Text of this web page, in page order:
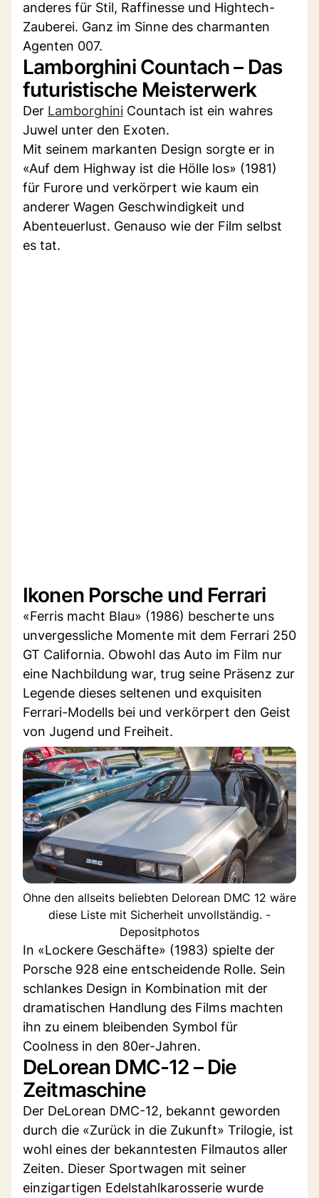
anderes für Stil, Raffinesse und Hightech-
Zauberei. Ganz im Sinne des charmanten
Agenten 007.
Lamborghini Countach – Das
futuristische Meisterwerk
Der Lamborghini Countach ist ein wahres
Juwel unter den Exoten.
Mit seinem markanten Design sorgte er in
«Auf dem Highway ist die Hölle los» (1981)
für Furore und verkörpert wie kaum ein
anderer Wagen Geschwindigkeit und
Abenteuerlust. Genauso wie der Film selbst
es tat.
Ikonen Porsche und Ferrari
«Ferris macht Blau» (1986) bescherte uns
unvergessliche Momente mit dem Ferrari 250
GT California. Obwohl das Auto im Film nur
eine Nachbildung war, trug seine Präsenz zur
Legende dieses seltenen und exquisiten
Ferrari-Modells bei und verkörpert den Geist
von Jugend und Freiheit.
Ohne den allseits beliebten Delorean DMC 12 wäre
diese Liste mit Sicherheit unvollständig. -
Depositphotos
In «Lockere Geschäfte» (1983) spielte der
Porsche 928 eine entscheidende Rolle. Sein
schlankes Design in Kombination mit der
dramatischen Handlung des Films machten
ihn zu einem bleibenden Symbol für
Coolness in den 80er-Jahren.
DeLorean DMC-12 – Die
Zeitmaschine
Der DeLorean DMC-12, bekannt geworden
durch die «Zurück in die Zukunft» Trilogie, ist
wohl eines der bekanntesten Filmautos aller
Zeiten. Dieser Sportwagen mit seiner
einzigartigen Edelstahlkarosserie wurde